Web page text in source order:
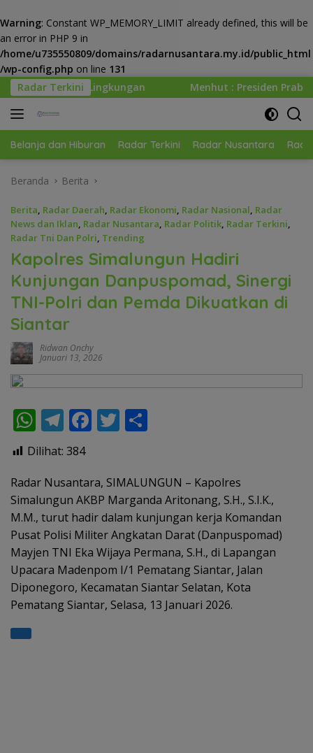
Warning: Constant WP_MEMORY_LIMIT already defined, this will be
an error in PHP 9 in
/home/u735550809/domains/radarnusantara.my.id/public_html
/wp-config.php on line 131
Langsung
ke
konten
Radar TerkiniMenhut : Presiden Prabowo Minta Kemenhut
Belanja dan Hiburan Radar Terkini Radar Nusantara
Beranda Berita
Berita, Radar Daerah, Radar Ekonomi, Radar Nasional, Radar
News dan Iklan, Radar Nusantara, Radar Politik, Radar Terkini,
Radar Tni Dan Polri, Trending
Kapolres Simalungun Hadiri
Kunjungan Danpuspomad, Sinergi
TNI-Polri dan Pemda Dikuatkan di
Siantar
Ridwan Onchy
Januari 13, 2026
W
h
at
s
A
p
p
T
el
e
gr
a
m
F
b
o
o
k
T
er e
Dilihat: 384
Radar Nusantara, SIMALUNGUN – Kapolres
Simalungun AKBP Marganda Aritonang, S.H., S.I.K.,
M.M., turut hadir dalam kunjungan kerja Komandan
Pusat Polisi Militer Angkatan Darat (Danpuspomad)
Mayjen TNI Eka Wijaya Permana, S.H., di Lapangan
Upacara Madenpom I/1 Pematang Siantar, Jalan
Diponegoro, Kecamatan Siantar Selatan, Kota
Pematang Siantar, Selasa, 13 Januari 2026.